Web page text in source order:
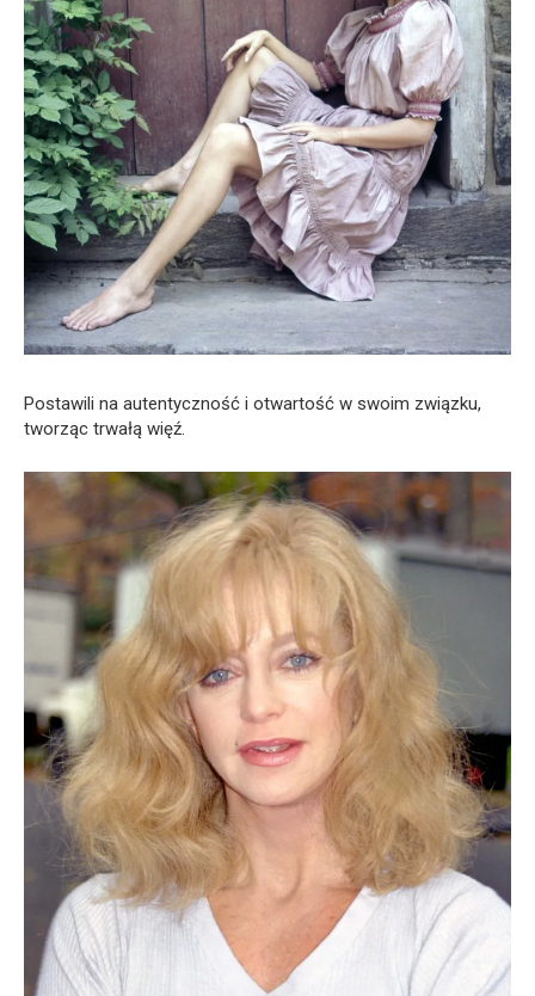
Postawili na autentyczność i otwartość w swoim związku,
tworząc trwałą więź.